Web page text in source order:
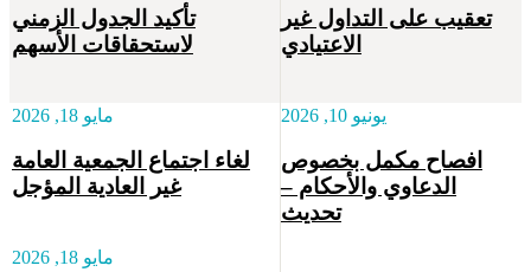
تعقيب على التداول غير
الاعتيادي
يونيو 10, 2026
افصاح مكمل بخصوص
الدعاوي والأحكام –
تحديث
تأكيد الجدول الزمني
لاستحقاقات الأسهم
مايو 18, 2026
لغاء اجتماع الجمعية العامة
غير العادية المؤجل
مايو 18, 2026